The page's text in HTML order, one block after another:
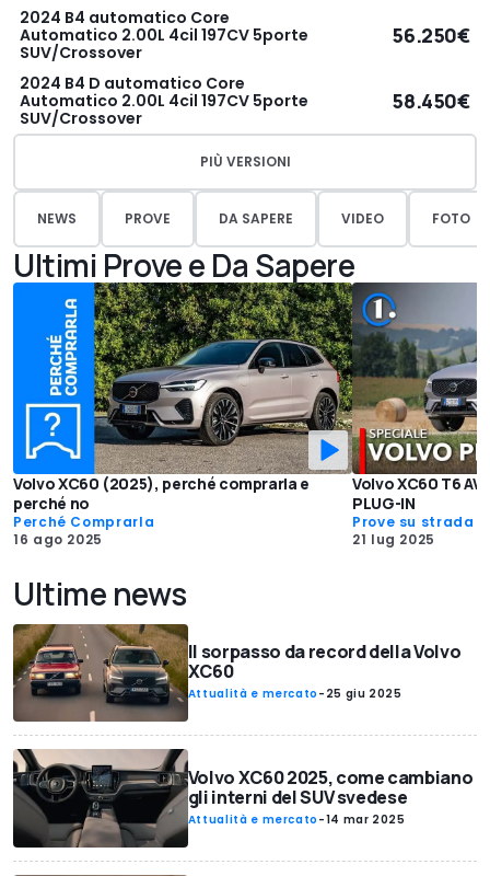
2024 B4 automatico Core
Automatico 2.00L 4cil 197CV 5porte
SUV/Crossover
56.250€
2024 B4 D automatico Core
Automatico 2.00L 4cil 197CV 5porte
SUV/Crossover
58.450€
PIÙ VERSIONI
NEWS PROVE DA SAPERE VIDEO FOTO
Ultimi Prove e Da Sapere
Volvo XC60 (2025), perché comprarla e
perché no
Perché Comprarla
16 ago 2025
Volvo XC60 T6
PLUG-IN
Prove su strada
21 lug 2025
Ultime news
Il sorpasso da record della Volvo
XC60
Attualità e mercato - 25 giu 2025
Volvo XC60 2025, come cambiano
gli interni del SUV svedese
Attualità e mercato -14 mar 2025